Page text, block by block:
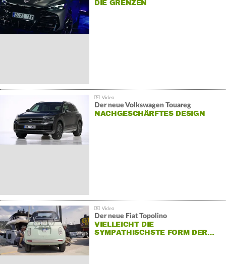
DIE GRENZEN
Der neue Volkswagen Touareg
NACHGESCHÄRFTES DESIGN
Der neue Fiat Topolino
VIELLEICHT DIE
SYMPATHISCHSTE FORM DER…